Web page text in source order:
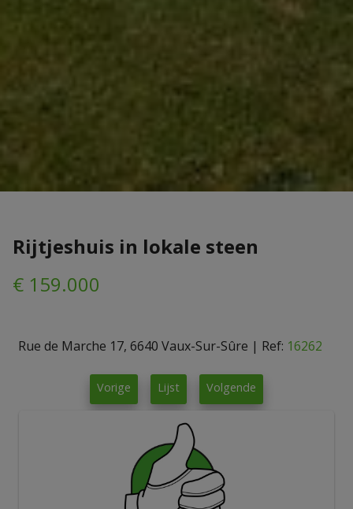
Rijtjeshuis in lokale steen
€ 159.000
Rue de Marche 17, 6640 Vaux-Sur-Sûre | Ref: 16262
Vorige Lijst Volgende